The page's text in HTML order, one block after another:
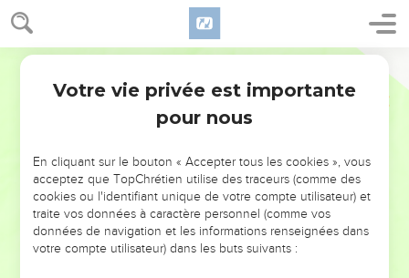
NE MANQUEZ PAS L’ÉVÉNEMENT
DE L’ANNÉE !
ET SI LEURS ERREURS POUVAIENT VOUS ÉVITER LES
VOTRES ?
Votre vie privée est importante
pour nous
En cliquant sur le bouton « Accepter tous les cookies », vous
acceptez que TopChrétien utilise des traceurs (comme des
cookies ou l'identifiant unique de votre compte utilisateur) et
traite vos données à caractère personnel (comme vos
données de navigation et les informations renseignées dans
votre compte utilisateur) dans les buts suivants :